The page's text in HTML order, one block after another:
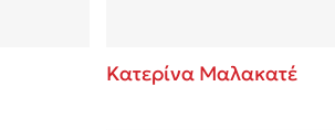
Κατερίνα Μαλακατέ